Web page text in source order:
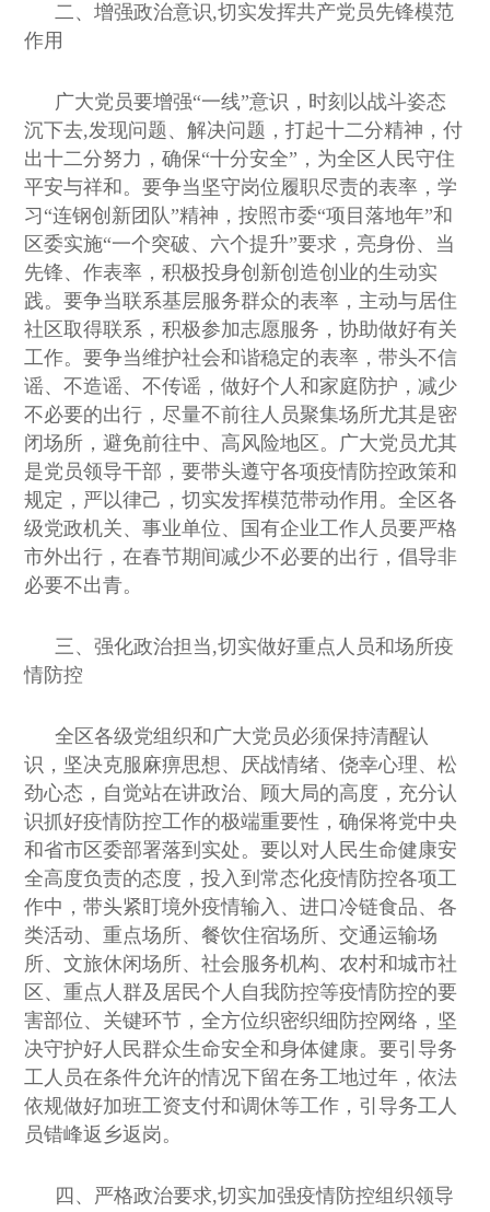
二、增强政治意识,切实发挥共产党员先锋模范
作用
广大党员要增强“一线”意识，时刻以战斗姿态
沉下去,发现问题、解决问题，打起十二分精神，付
出十二分努力，确保“十分安全”，为全区人民守住
平安与祥和。要争当坚守岗位履职尽责的表率，学
习“连钢创新团队”精神，按照市委“项目落地年”和
区委实施“一个突破、六个提升”要求，亮身份、当
先锋、作表率，积极投身创新创造创业的生动实
践。要争当联系基层服务群众的表率，主动与居住
社区取得联系，积极参加志愿服务，协助做好有关
工作。要争当维护社会和谐稳定的表率，带头不信
谣、不造谣、不传谣，做好个人和家庭防护，减少
不必要的出行，尽量不前往人员聚集场所尤其是密
闭场所，避免前往中、高风险地区。广大党员尤其
是党员领导干部，要带头遵守各项疫情防控政策和
规定，严以律己，切实发挥模范带动作用。全区各
级党政机关、事业单位、国有企业工作人员要严格
市外出行，在春节期间减少不必要的出行，倡导非
必要不出青。
三、强化政治担当,切实做好重点人员和场所疫
情防控
全区各级党组织和广大党员必须保持清醒认
识，坚决克服麻痹思想、厌战情绪、侥幸心理、松
劲心态，自觉站在讲政治、顾大局的高度，充分认
识抓好疫情防控工作的极端重要性，确保将党中央
和省市区委部署落到实处。要以对人民生命健康安
全高度负责的态度，投入到常态化疫情防控各项工
作中，带头紧盯境外疫情输入、进口冷链食品、各
类活动、重点场所、餐饮住宿场所、交通运输场
所、文旅休闲场所、社会服务机构、农村和城市社
区、重点人群及居民个人自我防控等疫情防控的要
害部位、关键环节，全方位织密织细防控网络，坚
决守护好人民群众生命安全和身体健康。要引导务
工人员在条件允许的情况下留在务工地过年，依法
依规做好加班工资支付和调休等工作，引导务工人
员错峰返乡返岗。
四、严格政治要求,切实加强疫情防控组织领导